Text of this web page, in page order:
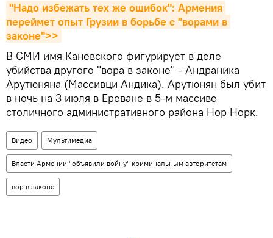
"Надо избежать тех же ошибок": Армения
переймет опыт Грузии в борьбе с "ворами в
законе">>
В СМИ имя Каневского фигурирует в деле
убийства другого "вора в законе" - Андраника
Арутюняна (Массивци Андика). Арутюнян был убит
в ночь на 3 июля в Ереване в 5-м массиве
столичного административного района Нор Норк.
Видео Мультимедиа
Власти Армении "объявили войну" криминальным авторитетам
вор в законе